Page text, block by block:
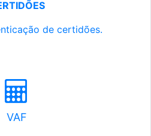
de certidões.
VAF